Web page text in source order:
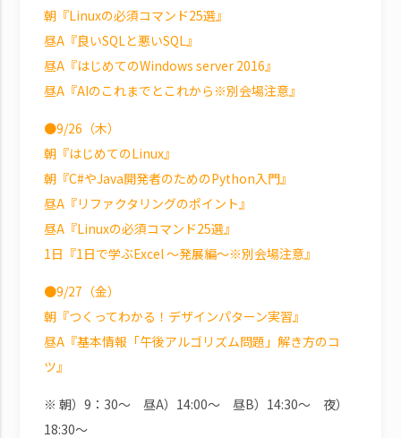
朝『Linuxの必須コマンド25選』
昼A『良いSQLと悪いSQL』
昼A『はじめてのWindows server 2016』
昼A『AIのこれまでとこれから※別会場注意』
●9/26（木）
朝『はじめてのLinux』
朝『C#やJava開発者のためのPython入門』
昼A『リファクタリングのポイント』
昼A『Linuxの必須コマンド25選』
1日『1日で学ぶExcel ～発展編～※別会場注意』
●9/27（金）
朝『つくってわかる！デザインパターン実習』
昼A『基本情報「午後アルゴリズム問題」解き方のコ
ツ』
※ 朝）9：30～ 昼A）14:00～ 昼B）14:30～ 夜）
18:30～